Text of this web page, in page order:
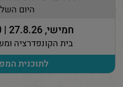
היום
חמישי, 27.8.26 | 22:00-14:30
בית הקונפדרציה
לתוכנית